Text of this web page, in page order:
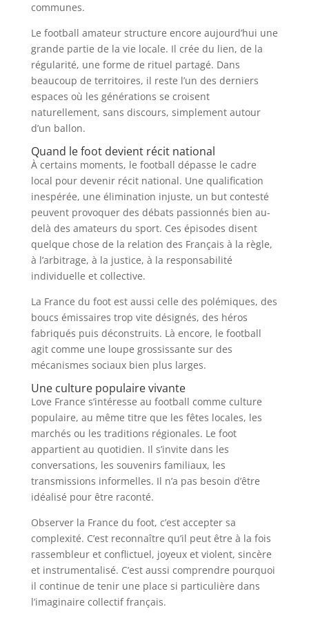
communes.
Le football amateur structure encore aujourd’hui une
grande partie de la vie locale. Il crée du lien, de la
régularité, une forme de rituel partagé. Dans
beaucoup de territoires, il reste l’un des derniers
espaces où les générations se croisent
naturellement, sans discours, simplement autour
d’un ballon.
Quand le foot devient récit national
À certains moments, le football dépasse le cadre
local pour devenir récit national. Une qualification
inespérée, une élimination injuste, un but contesté
peuvent provoquer des débats passionnés bien au-
delà des amateurs du sport. Ces épisodes disent
quelque chose de la relation des Français à la règle,
à l’arbitrage, à la justice, à la responsabilité
individuelle et collective.
La France du foot est aussi celle des polémiques, des
boucs émissaires trop vite désignés, des héros
fabriqués puis déconstruits. Là encore, le football
agit comme une loupe grossissante sur des
mécanismes sociaux bien plus larges.
Une culture populaire vivante
Love France s’intéresse au football comme culture
populaire, au même titre que les fêtes locales, les
marchés ou les traditions régionales. Le foot
appartient au quotidien. Il s’invite dans les
conversations, les souvenirs familiaux, les
transmissions informelles. Il n’a pas besoin d’être
idéalisé pour être raconté.
Observer la France du foot, c’est accepter sa
complexité. C’est reconnaître qu’il peut être à la fois
rassembleur et conflictuel, joyeux et violent, sincère
et instrumentalisé. C’est aussi comprendre pourquoi
il continue de tenir une place si particulière dans
l’imaginaire collectif français.